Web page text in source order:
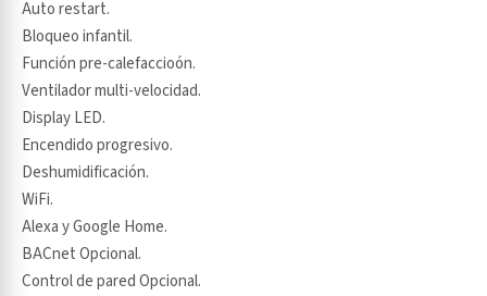
Auto restart.
Bloqueo infantil.
Función pre-calefaccioón.
Ventilador multi-velocidad.
Display LED.
Encendido progresivo.
Deshumidificación.
WiFi.
Alexa y Google Home.
BACnet Opcional.
Control de pared Opcional.